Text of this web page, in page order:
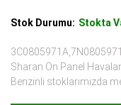
Stok Durumu: Stokta
Sharan Ön Panel
Benzinli stoklarımızda